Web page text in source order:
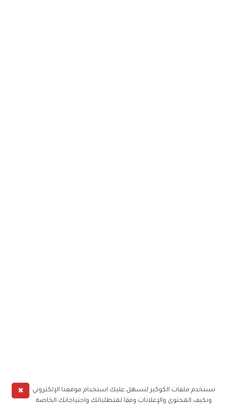
✖
نستخدم ملفات الكوكيز لنسهل عليك استخدام موقعنا الإلكتروني
ونكيف المحتوى والإعلانات وفقا لمتطلباتك واحتياجاتك الخاصة